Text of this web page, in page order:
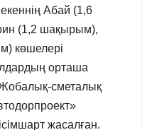
Абай (1,6
(1,2 шақырым),
көшелері
орташа
сметалық
жасалған.